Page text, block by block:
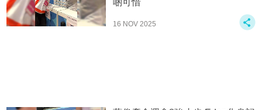
啲可惜
16 NOV 2025